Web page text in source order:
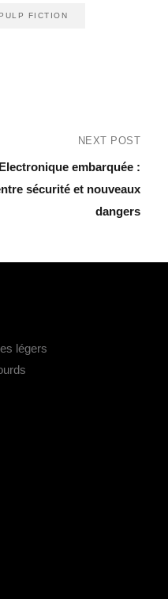
FICTION
NEXT POST
Electronique embarquée :
sécurité et nouveaux
dangers
légers